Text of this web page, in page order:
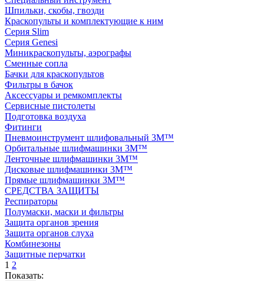
Шпильки, скобы, гвозди
Краскопульты и комплектующие к ним
Серия Slim
Серия Genesi
Миникраскопульты, аэрографы
Сменные сопла
Бачки для краскопультов
Фильтры в бачок
Аксессуары и ремкомплекты
Сервисные пистолеты
Подготовка воздуха
Фитинги
Пневмоинструмент шлифовальный 3M™
Орбитальные шлифмашинки 3M™
Ленточные шлифмашинки 3M™
Дисковые шлифмашинки 3M™
Прямые шлифмашинки 3M™
СРЕДСТВА ЗАЩИТЫ
Респираторы
Полумаски, маски и фильтры
Защита органов зрения
Защита органов слуха
Комбинезоны
Защитные перчатки
1 2
Показать: